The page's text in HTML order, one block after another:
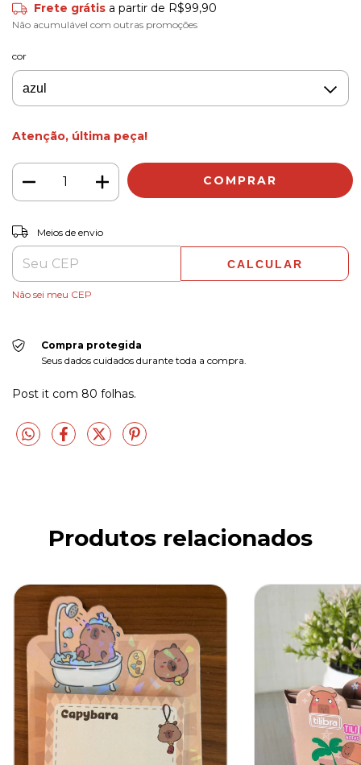
Frete grátis a partir de R$99,90
Não acumulável com outras promoções
cor
Atenção, última peça!
Entregas para o CEP:
Meios de envio
CALCULAR
Não sei meu CEP
Compra protegida
Seus dados cuidados durante toda a compra.
Post it com 80 folhas.
Produtos relacionados